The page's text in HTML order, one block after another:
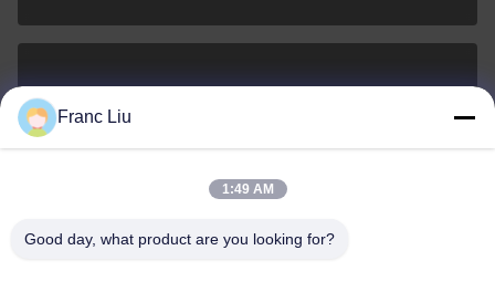
0086-15367845621
Franc Liu
1:49 AM
Good day, what product are you looking for?